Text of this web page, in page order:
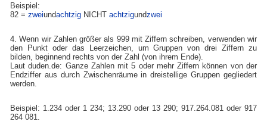
Beispiel:
82 =zweiundachtzig NICHTachtzigundzwei
4. Wenn wir Zahlen größer als 999 mit Ziffern schreiben, verwenden wir
den Punkt oder das Leerzeichen, um Gruppen von drei Ziffern zu
bilden, beginnend rechts von der Zahl (von ihrem Ende).
Laut duden.de: Ganze Zahlen mit 5 oder mehr Ziffern können von der
Endziffer aus durch Zwischenräume in dreistellige Gruppen gegliedert
werden.
Beispiel: 1.234 oder 1 234; 13.290 oder 13 290; 917.264.081 oder 917
264 081.